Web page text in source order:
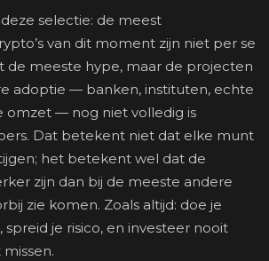
selectie: de meest
van dit moment zijn niet per se
de meeste hype, maar de projecten
adoptie — banken, instituten, echte
omzet — nog niet volledig is
Dat betekent niet dat elke munt
het betekent wel dat de
zijn dan bij de meeste andere
zie komen. Zoals altijd: doe je
je risico, en investeer nooit